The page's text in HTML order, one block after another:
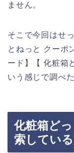
ません。
そこで今回はせ
とねっと クーポ
ード】【 化粧箱
いう感じで調べ
化粧箱ど
索してい